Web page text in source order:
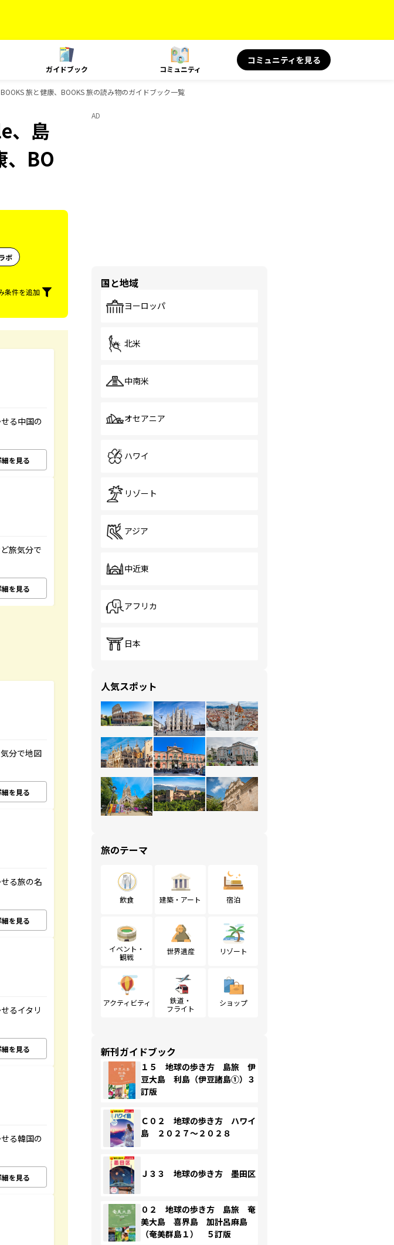
ガイドブック コミュニティ
コミュニティを見る
旅と健康、BOOKS 旅の読み物のガイドブック一覧
、島
、BO
ボ
条件を追加
る中国の
細を見る
旅気分で
細を見る
分で地図
細を見る
る旅の名
細を見る
るイタリ
細を見る
る韓国の
細を見る
AD
国と地域
ヨーロッパ
北米
中南米
オセアニア
ハワイ
リゾート
アジア
中近東
アフリカ
日本
人気スポット
旅のテーマ
飲食 建築・アート 宿泊
イベント・
観戦
世界遺産 リゾート
アクティビティ
鉄道・
フライト
ショップ
新刊ガイドブック
１５ 地球の歩き方 島旅 伊
豆大島 利島（伊豆諸島①）３
訂版
Ｃ０２ 地球の歩き方 ハワイ
島 ２０２７～２０２８
Ｊ３３ 地球の歩き方 墨田区
０２ 地球の歩き方 島旅 奄
美大島 喜界島 加計呂麻島
（奄美群島１） ５訂版